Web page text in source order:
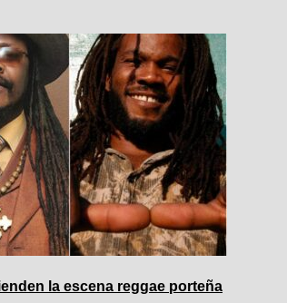
la escena reggae porteña